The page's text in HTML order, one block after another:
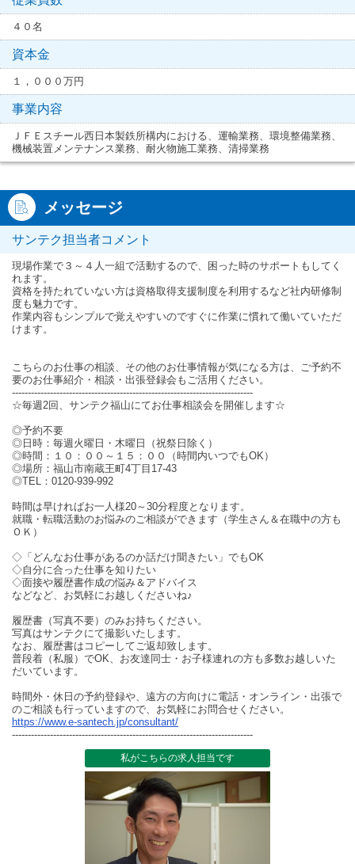
４０名
資本金
１，０００万円
事業内容
ＪＦＥスチール西日本製鉄所構内における、運輸業務、環境整備業務、
機械装置メンテナンス業務、耐火物施工業務、清掃業務
メッセージ
サンテク担当者コメント
現場作業で３～４人一組で活動するので、困った時のサポートもしてく
れます。
資格を持たれていない方は資格取得支援制度を利用するなど社内研修制
度も魅力です。
作業内容もシンプルで覚えやすいのですぐに作業に慣れて働いていただ
けます。
こちらのお仕事の相談、その他のお仕事情報が気になる方は、ご予約不
要のお仕事紹介・相談・出張登録会もご活用ください。
----------------------------------------------------------------------------
☆毎週2回、サンテク福山にてお仕事相談会を開催します☆
◎予約不要
◎日時：毎週火曜日・木曜日（祝祭日除く）
◎時間：１０：００～１５：００（時間内いつでもOK）
◎場所：福山市南蔵王町4丁目17-43
◎TEL：0120-939-992
時間は早ければお一人様20～30分程度となります。
就職・転職活動のお悩みのご相談ができます（学生さん＆在職中の方も
ＯＫ）
◇「どんなお仕事があるのか話だけ聞きたい」でもOK
◇自分に合った仕事を知りたい
◇面接や履歴書作成の悩み＆アドバイス
などなど、お気軽にお越しくださいね♪
履歴書（写真不要）のみお持ちください。
写真はサンテクにて撮影いたします。
なお、履歴書はコピーしてご返却致します。
普段着（私服）でOK、お友達同士・お子様連れの方も多数お越しいた
だいています。
時間外・休日の予約登録や、遠方の方向けに電話・オンライン・出張で
のご相談も行っていますので、お気軽にお問合せください。
https://www.e-santech.jp/consultant/
----------------------------------------------------------------------------
私がこちらの求人担当です